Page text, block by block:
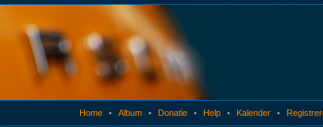
Home • Album • Donatie • Help • Kalender •